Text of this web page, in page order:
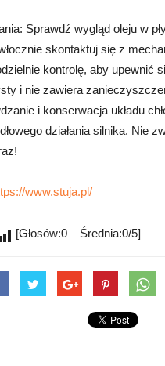
Sprawdź wygląd oleju w
skontaktuj się z
kontrolę, aby upewnić
i nie zawiera
i konserwacja układu
działania silnika. Nie
www.stuja.pl/
[Głosów:0 Średnia:0/5]